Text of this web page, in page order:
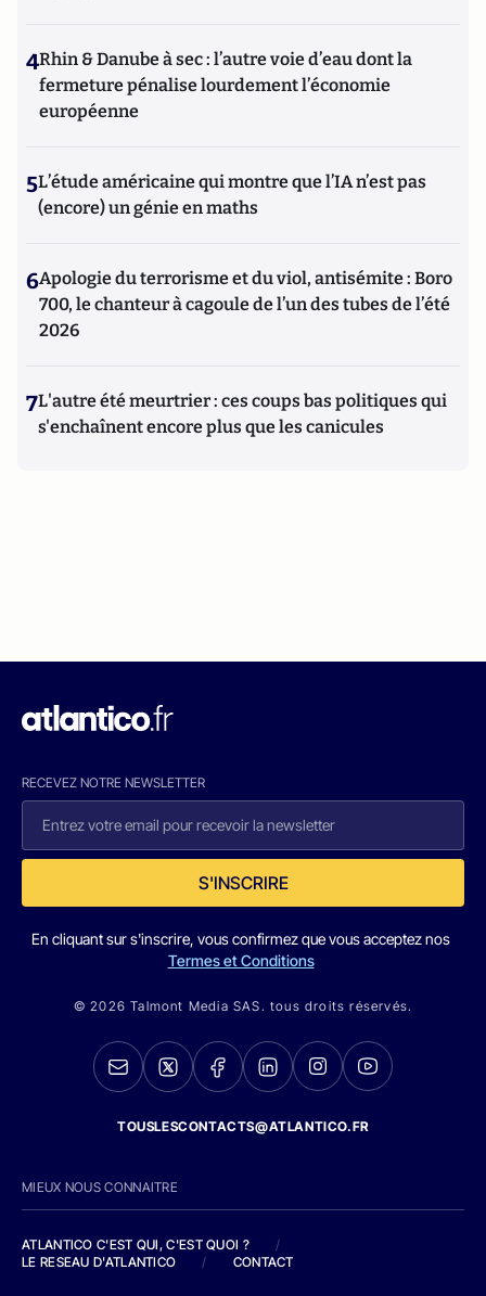
4Rhin & Danube à sec : l’autre voie d’eau dont la
fermeture pénalise lourdement l’économie
européenne
5L’étude américaine qui montre que l’IA n’est pas
(encore) un génie en maths
6Apologie du terrorisme et du viol, antisémite : Boro
700, le chanteur à cagoule de l’un des tubes de l’été
2026
7L'autre été meurtrier : ces coups bas politiques qui
s'enchaînent encore plus que les canicules
RECEVEZ NOTRE NEWSLETTER
S'INSCRIRE
En cliquant sur s'inscrire, vous confirmez que vous acceptez nos
Termes et Conditions
© 2026 Talmont Media SAS. tous droits réservés.
TOUSLESCONTACTS@ATLANTICO.FR
MIEUX NOUS CONNAITRE
ATLANTICO C'EST QUI, C'EST QUOI ?
/
LE RESEAU D'ATLANTICO
/ CONTACT